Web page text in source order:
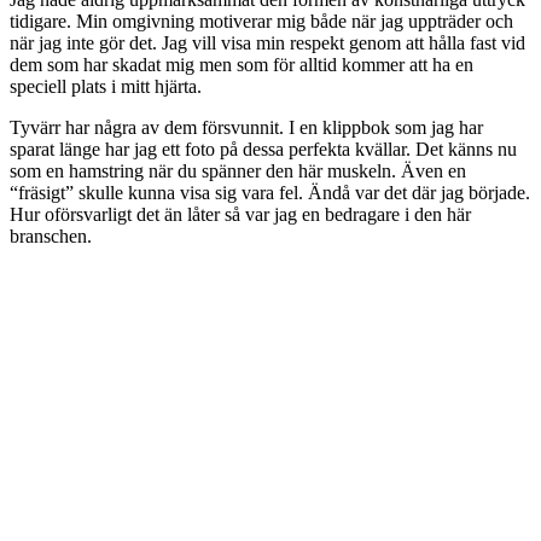
tidigare. Min omgivning motiverar mig både när jag uppträder och
när jag inte gör det. Jag vill visa min respekt genom att hålla fast vid
dem som har skadat mig men som för alltid kommer att ha en
speciell plats i mitt hjärta.
Tyvärr har några av dem försvunnit. I en klippbok som jag har
sparat länge har jag ett foto på dessa perfekta kvällar. Det känns nu
som en hamstring när du spänner den här muskeln. Även en
“fräsigt” skulle kunna visa sig vara fel. Ändå var det där jag började.
Hur oförsvarligt det än låter så var jag en bedragare i den här
branschen.